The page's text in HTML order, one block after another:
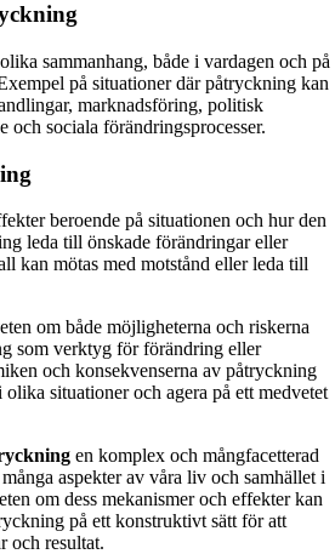
sammanhang, både i vardagen och på
på situationer där påtryckning kan
marknadsföring, politisk
och sociala förändringsprocesser.
beroende på situationen och hur den
leda till önskade förändringar eller
kan mötas med motstånd eller leda till
om både möjligheterna och riskerna
som verktyg för förändring eller
och konsekvenserna av påtryckning
situationer och agera på ett medvetet
en komplex och mångfacetterad
aspekter av våra liv och samhället i
om dess mekanismer och effekter kan
på ett konstruktivt sätt för att
och resultat.